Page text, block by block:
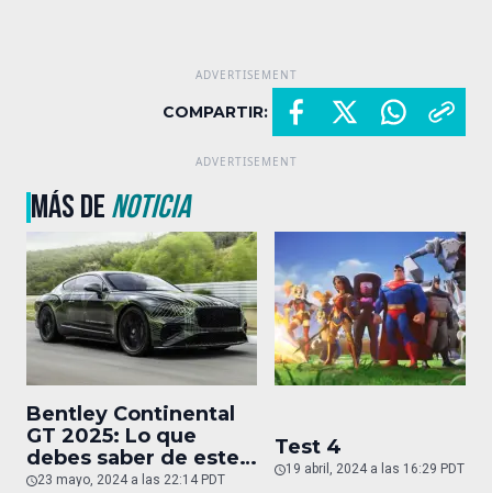
COMPARTIR:
MÁS DENOTICIA
Bentley Continental
GT 2025: Lo que
debes saber de este
auto de superlujo
23 mayo, 2024 a las 22:14 PDT
Test 4
19 abril, 2024 a las 16:29 PDT